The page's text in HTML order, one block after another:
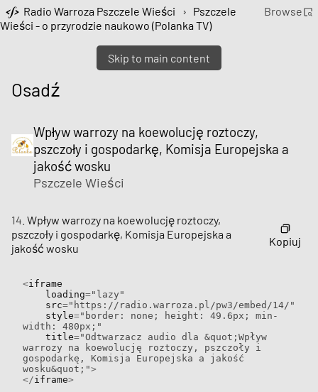
Skip to main content
Radio Warroza Pszczele Wieści › Pszczele
Wieści - o przyrodzie naukowo (Polanka TV)
Browse
Osadź
Wpływ warrozy na koewolucję roztoczy,
pszczoły i gospodarkę, Komisja Europejska a
jakość wosku
Pszczele Wieści
14. Wpływ warrozy na koewolucję roztoczy,
pszczoły i gospodarkę, Komisja Europejska a
jakość wosku
Kopiuj
<iframe
    loading
="lazy"
    src
="https://radio.warroza.pl/pw3/embed/14/"
    style
="border: none; height: 49.6px; min-
width: 480px;"
    title
="Odtwarzacz audio dla &quot;Wpływ
warrozy na koewolucję roztoczy, pszczoły i
gospodarkę, Komisja Europejska a jakość
wosku&quot;">
</iframe>